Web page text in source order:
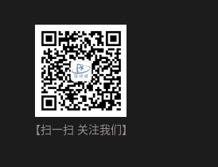
【扫一扫 关注我们】